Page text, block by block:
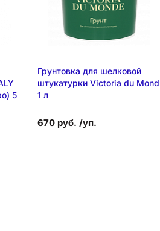
5
Грунтовка для шелковой
штукатурки Victoria du
1 л
670 руб. /уп.